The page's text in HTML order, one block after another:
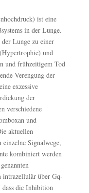
ist eine
in der Lunge.
Lunge zu einer
und
und frühzeitigem Tod
Verengung der
exzessive
der
verschiedene
und
aktuellen
einzelne Signalwege,
kombiniert werden
intrazellulär über Gq-
dass die Inhibition